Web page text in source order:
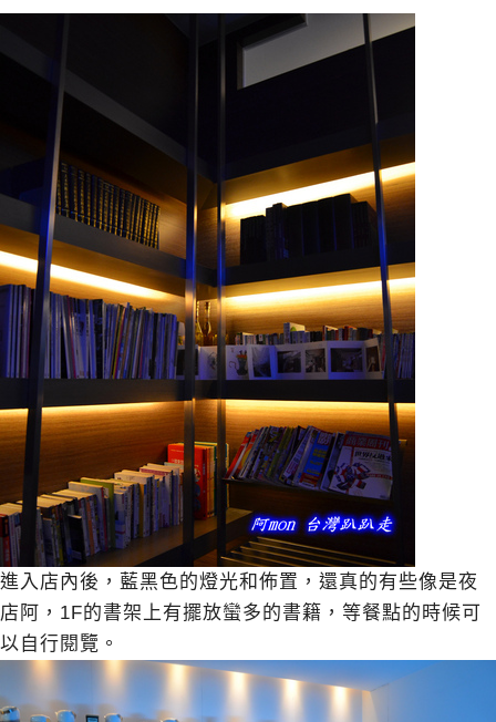
進入店內後，藍黑色的燈光和佈置，還真的有些像是夜
店阿，1F的書架上有擺放蠻多的書籍，等餐點的時候可
以自行閱覽。